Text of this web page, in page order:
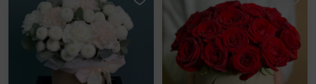
Добавить в избранное